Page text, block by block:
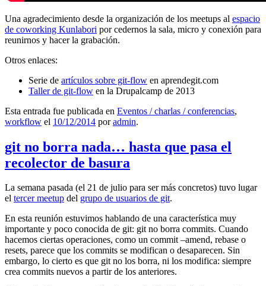
Una agradecimiento desde la organización de los meetups al espacio
de coworking Kunlabori por cedernos la sala, micro y conexión para
reunirnos y hacer la grabación.
Otros enlaces:
Serie de artículos sobre git-flow en aprendegit.com
Taller de git-flow en la Drupalcamp de 2013
Esta entrada fue publicada en Eventos / charlas / conferencias,
workflow el 10/12/2014 poradmin.
git no borra nada… hasta que pasa el
recolector de basura
La semana pasada (el 21 de julio para ser más concretos) tuvo lugar
el tercer meetup del grupo de usuarios de git.
En esta reunión estuvimos hablando de una característica muy
importante y poco conocida de git: git no borra commits. Cuando
hacemos ciertas operaciones, como un commit –amend, rebase o
resets, parece que los commits se modifican o desaparecen. Sin
embargo, lo cierto es que git no los borra, ni los modifica: siempre
crea commits nuevos a partir de los anteriores.